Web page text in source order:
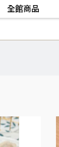
全館商品